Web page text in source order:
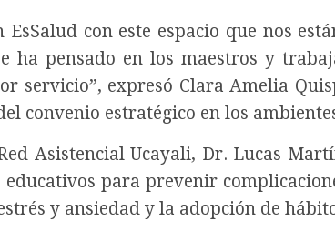
EsSalud con este espacio que nos
ha pensado en los maestros y
servicio”, expresó Clara Amelia
convenio estratégico en los
Asistencial Ucayali, Dr. Lucas
para prevenir
y ansiedad y la adopción de